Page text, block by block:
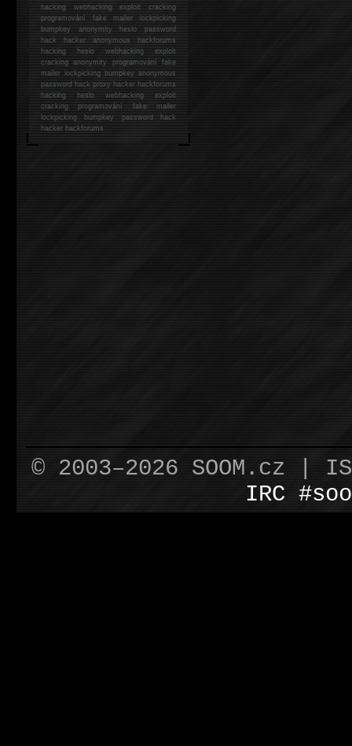
hackingwebhacking exploit cracking
programování fake mailer lockpicking
bumpkey anonymity heslo password
hackhacker anonymous hackforums
hackingheslo webhacking exploit
cracking anonymity programování fake
mailer lockpicking bumpkey anonymous
password hack proxy hacker hackforums
hacking heslo webhacking exploit
cracking programování fake mailer
lockpicking bumpkey password hack
hackerhackforums
© 2003–2026 SOOM.cz |
IRC